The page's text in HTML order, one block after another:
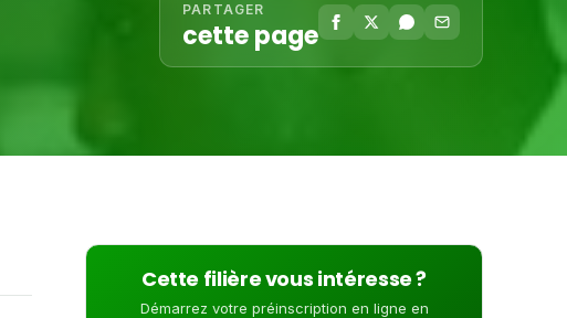
PARTAGER
cette page
Cette filière vous intéresse ?
Démarrez votre préinscription en ligne en